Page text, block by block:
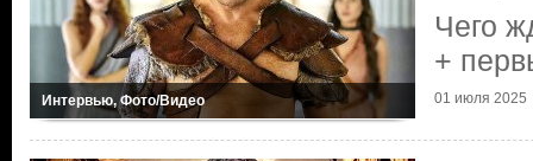
Интервью, Фото/Видео
Чего
+
01 июля 2025